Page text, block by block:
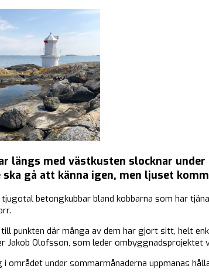
längs med västkusten slocknar
gå att känna igen, men ljuset
betongkubbar bland kobbarna som har
punkten där många av dem har gjort sitt, helt
Jakob Olofsson, som leder ombyggnadsprojektet
området under sommarmånaderna uppmanas